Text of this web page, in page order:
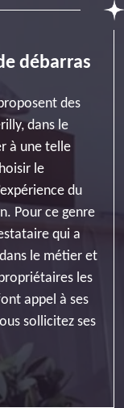
débarras
des
dans le
à une telle
le
du
Pour ce genre
qui a
le métier et
les
appel à ses
sollicitez ses